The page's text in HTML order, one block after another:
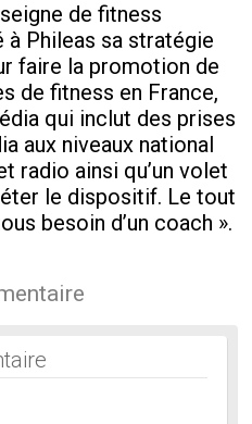
de fitness
à Phileas sa stratégie
faire la promotion de
de fitness en France,
qui inclut des prises
aux niveaux national
radio ainsi qu’un volet
le dispositif. Le tout
besoin d’un coach ».